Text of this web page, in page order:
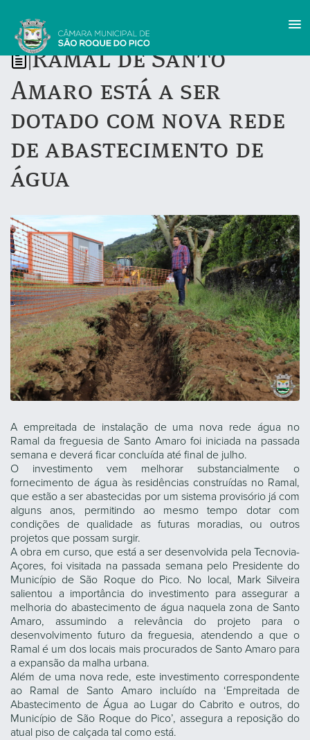
Ramal de Santo
Amaro está a ser
dotado com nova rede
de abastecimento de
água
A empreitada de instalação de uma nova rede água no
Ramal da freguesia de Santo Amaro foi iniciada na passada
semana e deverá ficar concluída até final de julho.
O investimento vem melhorar substancialmente o
fornecimento de água às residências construídas no Ramal,
que estão a ser abastecidas por um sistema provisório já com
alguns anos, permitindo ao mesmo tempo dotar com
condições de qualidade as futuras moradias, ou outros
projetos que possam surgir.
A obra em curso, que está a ser desenvolvida pela Tecnovia-
Açores, foi visitada na passada semana pelo Presidente do
Município de São Roque do Pico. No local, Mark Silveira
salientou a importância do investimento para assegurar a
melhoria do abastecimento de água naquela zona de Santo
Amaro, assumindo a relevância do projeto para o
desenvolvimento futuro da freguesia, atendendo a que o
Ramal é um dos locais mais procurados de Santo Amaro para
a expansão da malha urbana.
Além de uma nova rede, este investimento correspondente
ao Ramal de Santo Amaro incluído na ‘Empreitada de
Abastecimento de Água ao Lugar do Cabrito e outros, do
Município de São Roque do Pico’, assegura a reposição do
atual piso de calçada tal como está.